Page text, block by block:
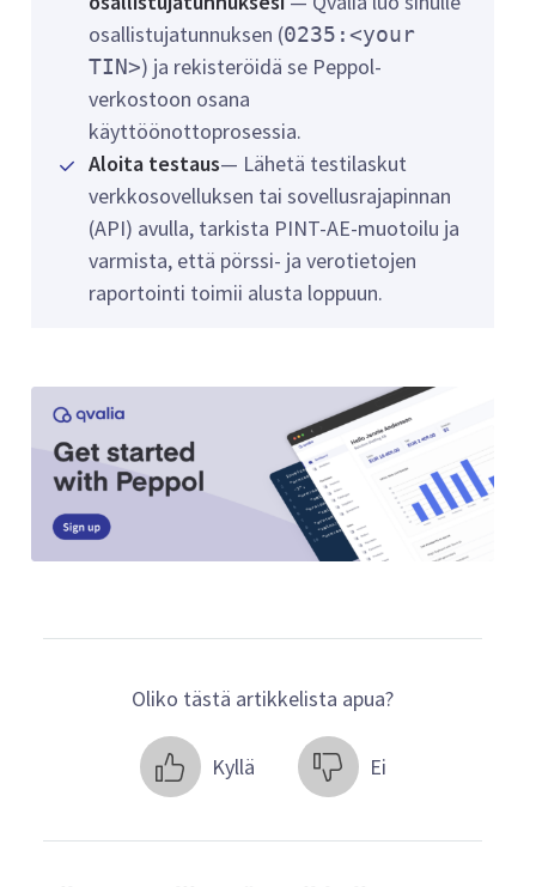
osallistujatunnuksen (0235:<your
TIN>) ja rekisteröidä se Peppol-
verkostoon osana
käyttöönottoprosessia.
Aloita testaus— Lähetä testilaskut
verkkosovelluksen tai sovellusrajapinnan
(API) avulla, tarkista PINT-AE-muotoilu ja
varmista, että pörssi- ja verotietojen
raportointi toimii alusta loppuun.
Oliko tästä artikkelista apua?
Kyllä Ei